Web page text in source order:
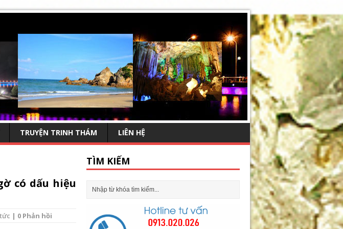
TRUYỆN TRINH THÁM LIÊN HỆ
có dấu hiệu
| 0 Phản hồi
TÌM KIẾM